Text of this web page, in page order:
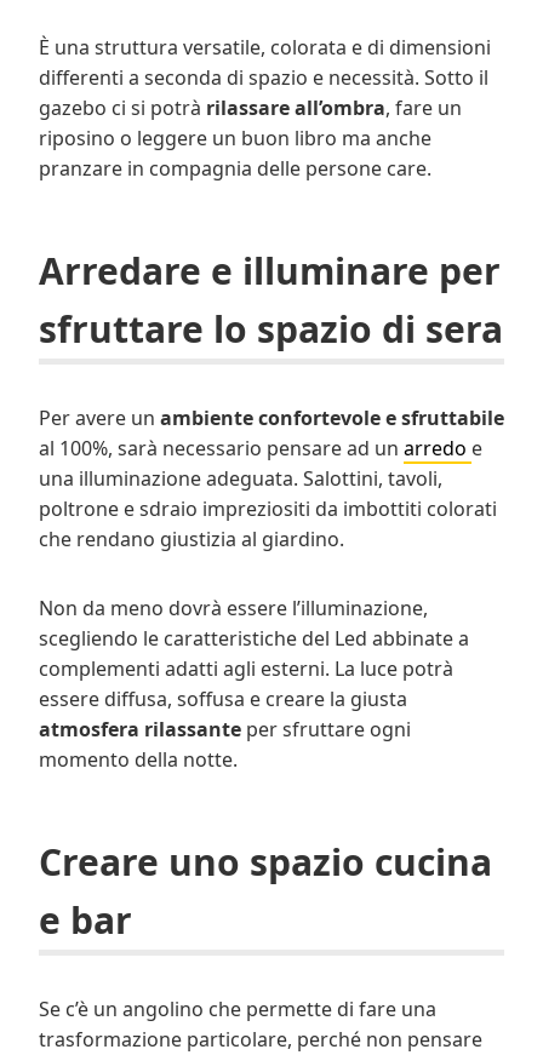
È una struttura versatile, colorata e di dimensioni
differenti a seconda di spazio e necessità. Sotto il
gazebo ci si potrà rilassare all’ombra, fare un
riposino o leggere un buon libro ma anche
pranzare in compagnia delle persone care.
Arredare e illuminare per
sfruttare lo spazio di sera
Per avere un ambiente confortevole e sfruttabile
al 100%, sarà necessario pensare ad un arredo e
una illuminazione adeguata. Salottini, tavoli,
poltrone e sdraio impreziositi da imbottiti colorati
che rendano giustizia al giardino.
Non da meno dovrà essere l’illuminazione,
scegliendo le caratteristiche del Led abbinate a
complementi adatti agli esterni. La luce potrà
essere diffusa, soffusa e creare la giusta
atmosfera rilassante per sfruttare ogni
momento della notte.
Creare uno spazio cucina
e bar
Se c’è un angolino che permette di fare una
trasformazione particolare, perché non pensare